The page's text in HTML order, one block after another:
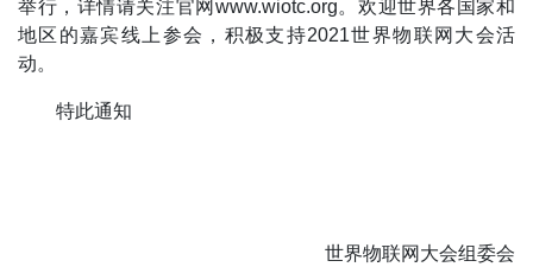
举行，详情请关注官网www.wiotc.org。欢迎世界各国家和
地区的嘉宾线上参会，积极支持2021世界物联网大会活
动。
特此通知
世界物联网大会组委会